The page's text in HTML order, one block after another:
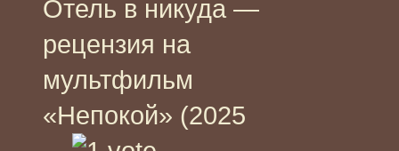
Отель в никуда —
рецензия на
мультфильм
«Непокой» (2025